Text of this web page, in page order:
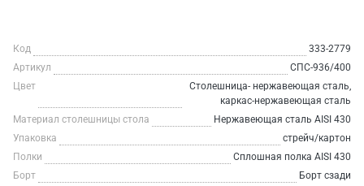
Код
333-2779
Артикул
СПС-936/400
Цвет
Столешница- нержавеющая сталь,
каркас-нержавеющая сталь
Материал столешницы стола
Нержавеющая сталь AISI 430
Упаковка
стрейч/картон
Полки
Сплошная полка AISI 430
Борт
Борт сзади